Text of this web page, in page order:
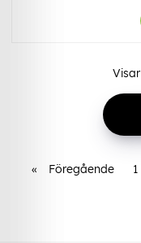
Visar
« Föregående 1